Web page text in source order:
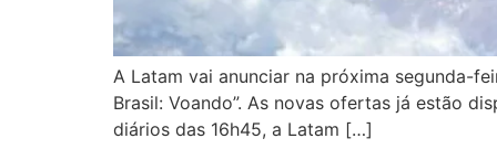
A Latam vai anunciar na próxima segunda-
Brasil: Voando”. As novas ofertas já estão
diários das 16h45, a Latam […]